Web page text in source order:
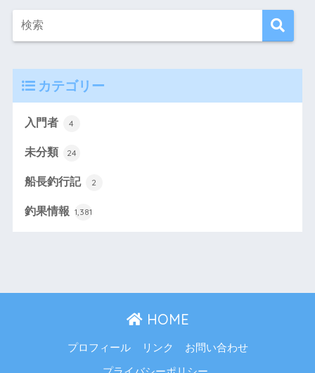
カテゴリー
入門者 4
未分類 24
船長釣行記 2
釣果情報 1,381
HOME
プロフィール リンク お問い合わせ